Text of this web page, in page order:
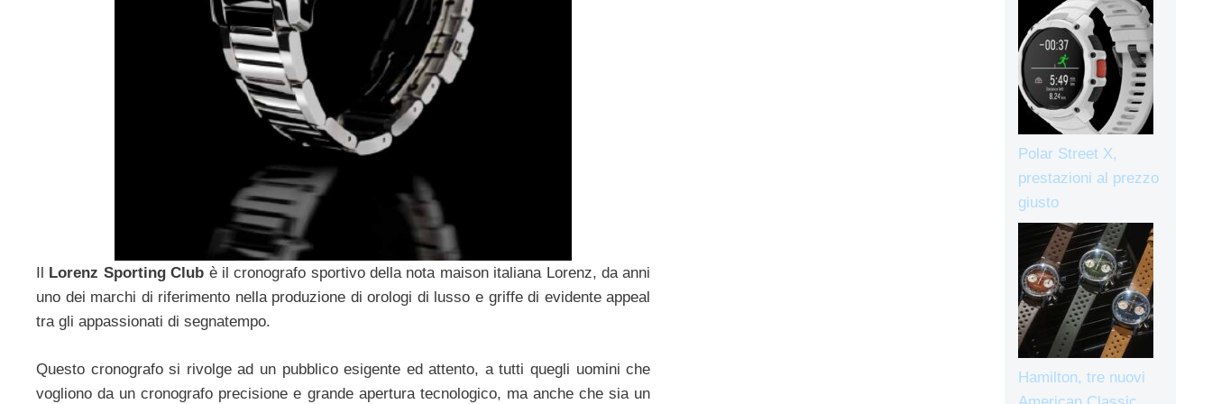
Lorenz Sporting Club è il cronografo sportivo della nota maison italiana Lorenz, da anni
uno dei marchi di riferimento nella produzione di orologi di lusso e griffe di evidente appeal
tra gli appassionati di segnatempo.
Questo cronografo si rivolge ad un pubblico esigente ed attento, a tutti quegli uomini che
vogliono da un cronografo precisione e grande apertura tecnologico, ma anche che sia un
Polar Street X,
prestazioni al prezzo
giusto
Hamilton, tre nuovi